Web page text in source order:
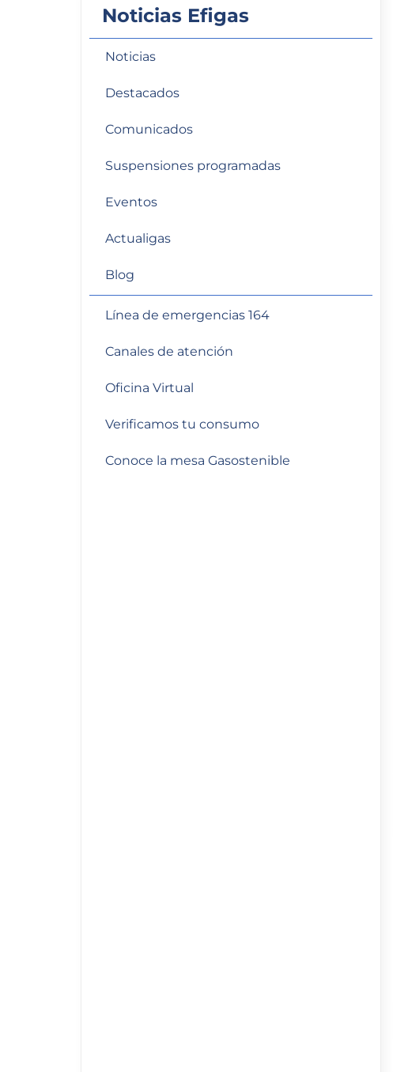
Noticias Efigas
Noticias
Destacados
Comunicados
Suspensiones programadas
Eventos
Actualigas
Blog
Línea de emergencias 164
Canales de atención
Oficina Virtual
Verificamos tu consumo
Conoce la mesa Gasostenible